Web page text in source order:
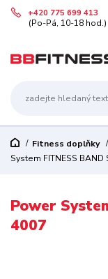
+420 775 699 413
(Po-Pá, 10-18 hod.)
Fitness doplňky
System FITNESS BAND
Power
4007